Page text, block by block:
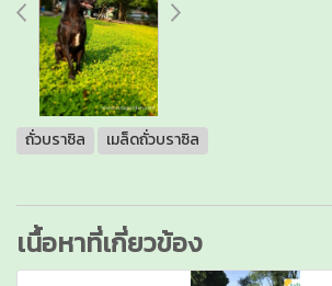
ถั่วบราซิล เมล็ดถั่วบราซิล
เนื้อหาที่เกี่ยวข้อง